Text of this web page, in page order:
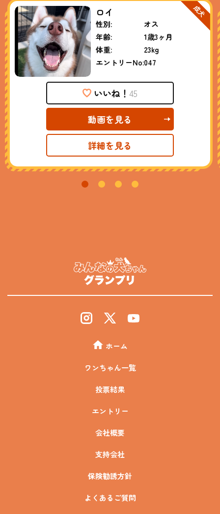
ロイ
性別:
オス
年齢:
1歳3ヶ月
体重:
23kg
エントリーNo:047
いいね！ 45
動画を見る
詳細を見る
ホーム
ワンちゃん一覧
投票結果
エントリー
会社概要
支持会社
保険勧誘方針
よくあるご質問